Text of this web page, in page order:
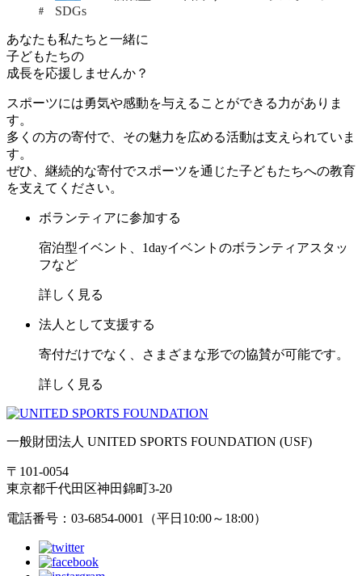
SDGs
あなたも私たちと一緒に
子どもたちの
成長を応援しませんか？
スポーツには勇気や感動を与えることができる力がありま
す。
多くの方の寄付で、その魅力を広める活動は支えられていま
す。
ぜひ、継続的な寄付でスポーツを通じた子どもたちへの教育
を支えてください。
ボランティアに参加する
宿泊型イベント、1dayイベントのボランティアスタッ
フなど
詳しく見る
法人として支援する
寄付だけでなく、さまざまな形での協賛が可能です。
詳しく見る
一般財団法人 UNITED SPORTS FOUNDATION (USF)
〒101-0054
東京都千代田区神田錦町3-20
電話番号：03-6854-0001（平日10:00～18:00）